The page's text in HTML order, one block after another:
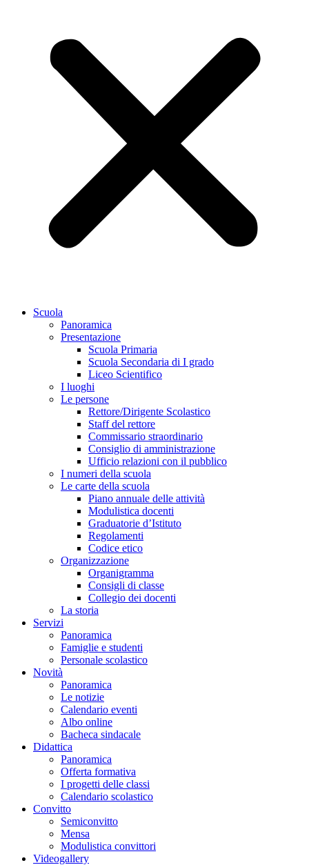
Scuola
Panoramica
Presentazione
Scuola Primaria
Scuola Secondaria di I grado
Liceo Scientifico
I luoghi
Le persone
Rettore/Dirigente Scolastico
Staff del rettore
Commissario straordinario
Consiglio di amministrazione
Ufficio relazioni con il pubblico
I numeri della scuola
Le carte della scuola
Piano annuale delle attività
Modulistica docenti
Graduatorie d’Istituto
Regolamenti
Codice etico
Organizzazione
Organigramma
Consigli di classe
Collegio dei docenti
La storia
Servizi
Panoramica
Famiglie e studenti
Personale scolastico
Novità
Panoramica
Le notizie
Calendario eventi
Albo online
Bacheca sindacale
Didattica
Panoramica
Offerta formativa
I progetti delle classi
Calendario scolastico
Convitto
Semiconvitto
Mensa
Modulistica convittori
Videogallery